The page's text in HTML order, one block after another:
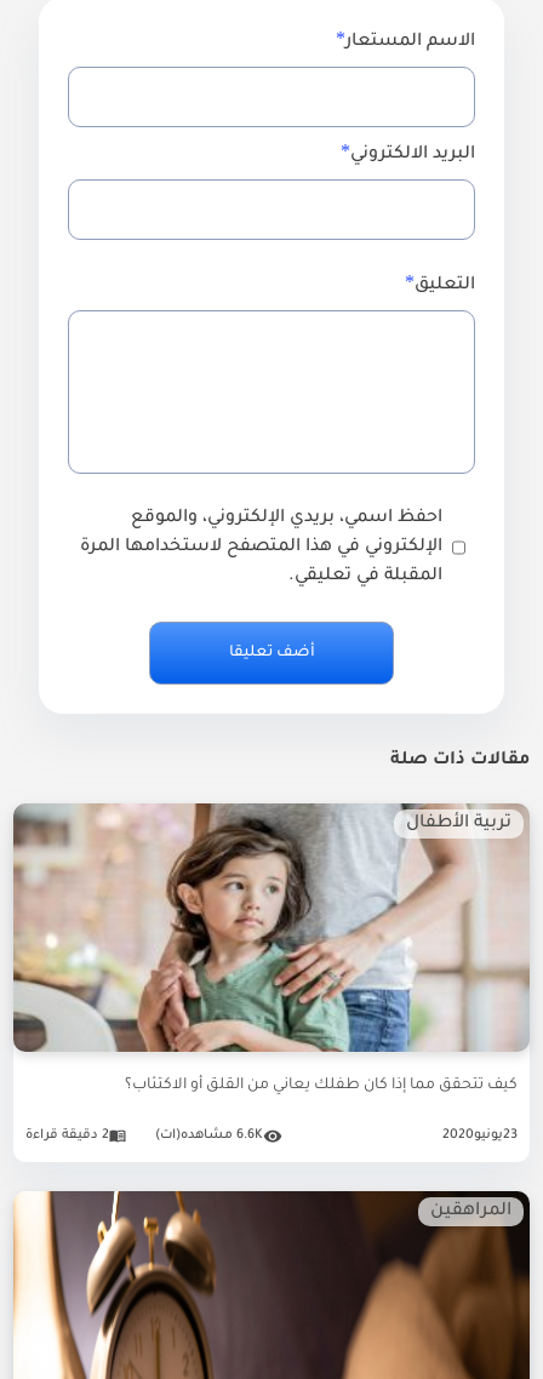
الاسم المستعار
البريد الالكتروني
التعليق
احفظ اسمي، بريدي الإلكتروني، والموقع
الإلكتروني في هذا المتصفح لاستخدامها المرة
المقبلة في تعليقي.
مقالات ذات صلة
تربية الأطفال
كيف تتحقق مما إذا كان طفلك يعاني من القلق أو الاكتئاب؟
23يونيو2020 6.6K مشاهده(ات) 2 دقيقة قراءة
المراهقين